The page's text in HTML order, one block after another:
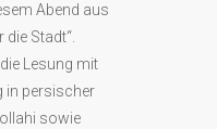
Abend aus
Stadt“.
Lesung mit
in persischer
sowie